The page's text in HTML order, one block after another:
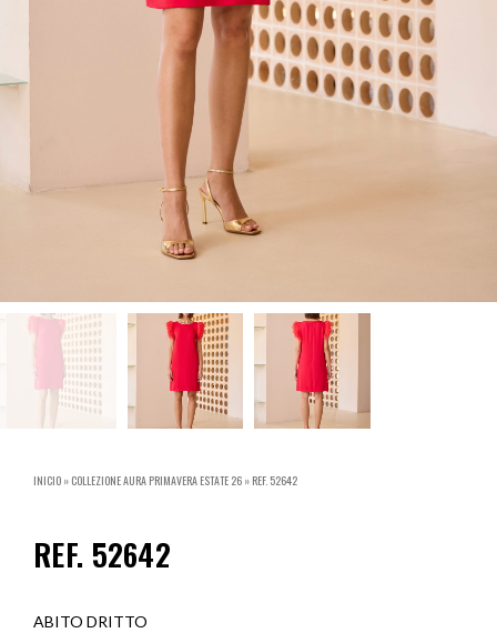
INICIO » COLLEZIONE AURA PRIMAVERA ESTATE 26 » REF. 52642
REF. 52642
ABITO DRITTO